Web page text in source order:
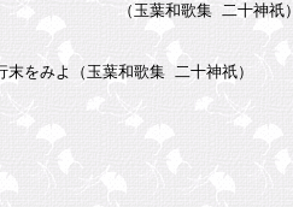
二十神祇）